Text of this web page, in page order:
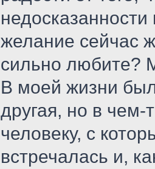
желание сейчас
сильно любите?
В моей жизни
другая, но в
человеку, с
встречалась и,